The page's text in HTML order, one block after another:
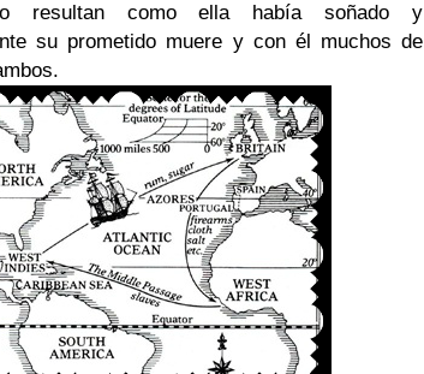
resultan como ella había soñado y
su prometido muere y con él muchos de